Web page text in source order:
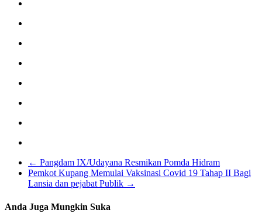
← Pangdam IX/Udayana Resmikan Pomda Hidram
Pemkot Kupang Memulai Vaksinasi Covid 19 Tahap II Bagi
Lansia dan pejabat Publik →
Anda Juga Mungkin Suka